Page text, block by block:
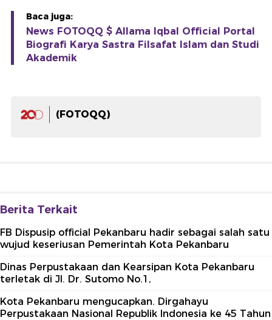
Baca juga:
News FOTOQQ $ Allama Iqbal Official Portal
Biografi Karya Sastra Filsafat Islam dan Studi
Akademik
(FOTOQQ)
Berita Terkait
FB Dispusip official Pekanbaru hadir sebagai salah satu
wujud keseriusan Pemerintah Kota Pekanbaru
Dinas Perpustakaan dan Kearsipan Kota Pekanbaru
terletak di Jl. Dr. Sutomo No.1,
Kota Pekanbaru mengucapkan. Dirgahayu
Perpustakaan Nasional Republik Indonesia ke 45 Tahun